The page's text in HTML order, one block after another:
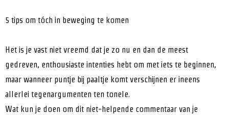
5 tips om tóch in beweging te komen
Het is je vast niet vreemd dat je zo nu en dan de meest
gedreven, enthousiaste intenties hebt om met iets te beginnen,
maar wanneer puntje bij paaltje komt verschijnen er ineens
allerlei tegenargumenten ten tonele.
Wat kun je doen om dit niet-helpende commentaar van je